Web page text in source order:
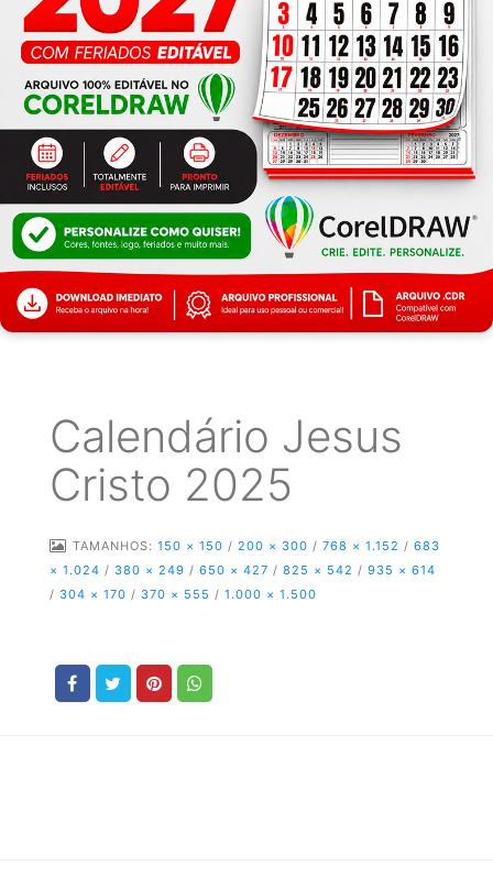
Calendário Jesus
Cristo 2025
TAMANHOS: 150 × 150 / 200 × 300 / 768 × 1.152 / 683
× 1.024 / 380 × 249 / 650 × 427 / 825 × 542 / 935 × 614
/ 304 × 170 / 370 × 555 / 1.000 × 1.500